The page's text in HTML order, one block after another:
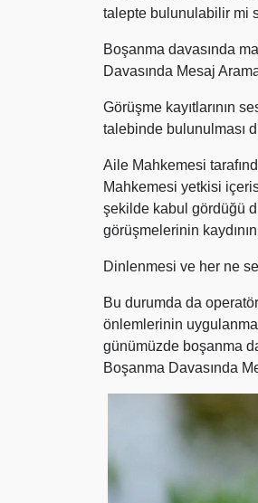
talepte bulunulabilir mi
Boşanma davasında
Davasında Mesaj
Görüşme kayıtlarının
talebinde bulunulması
Aile Mahkemesi
Mahkemesi yetkisi
şekilde kabul gördüğü
görüşmelerinin
Dinlenmesi ve her ne
Bu durumda da
önlemlerinin
günümüzde boşanma
Boşanma Davasında